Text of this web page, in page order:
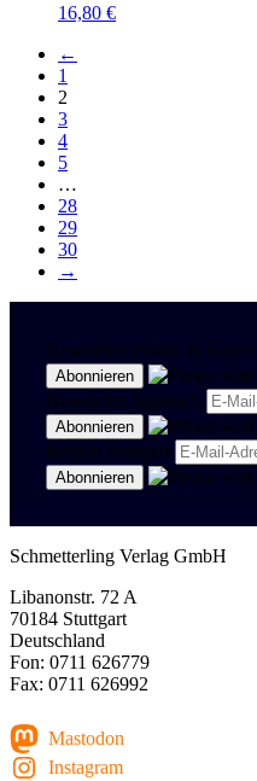
16,80 €
←
1
2
3
4
5
…
28
29
30
→
Newsletter Politik & Kultur
Newsletter Spanisch
Region Stuttgart
Schmetterling Verlag GmbH
Libanonstr. 72 A
70184 Stuttgart
Deutschland
Fon: 0711 626779
Fax: 0711 626992
Mastodon
Instagram